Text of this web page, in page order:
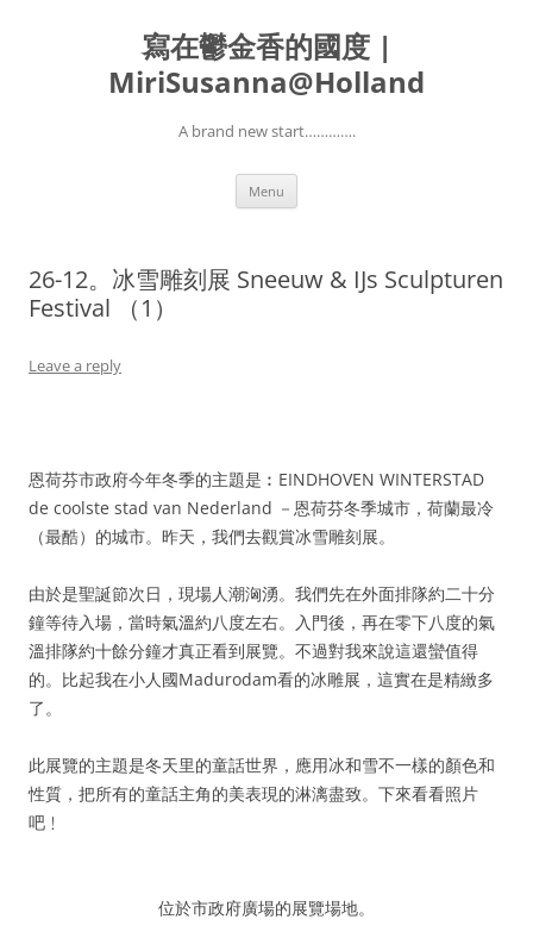
寫在鬱金香的國度 |
MiriSusanna@Holland
A brand new start………….
Menu
26-12。冰雪雕刻展 Sneeuw & IJs Sculpturen
Festival （1）
Leave a reply
恩荷芬市政府今年冬季的主題是︰EINDHOVEN WINTERSTAD
de coolste stad van Nederland －恩荷芬冬季城市，荷蘭最冷
（最酷）的城市。昨天，我們去觀賞冰雪雕刻展。
由於是聖誕節次日，現場人潮洶湧。我們先在外面排隊約二十分
鐘等待入場，當時氣溫約八度左右。入門後，再在零下八度的氣
溫排隊約十餘分鐘才真正看到展覽。不過對我來說這還蠻值得
的。比起我在小人國Madurodam看的冰雕展，這實在是精緻多
了。
此展覽的主題是冬天里的童話世界，應用冰和雪不一樣的顏色和
性質，把所有的童話主角的美表現的淋漓盡致。下來看看照片
吧﹗
位於市政府廣場的展覽場地。